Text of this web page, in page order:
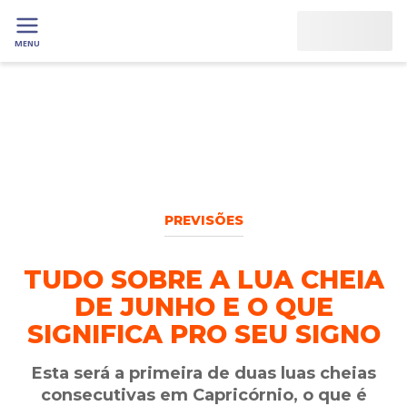
MENU
PREVISÕES
TUDO SOBRE A LUA CHEIA
DE JUNHO E O QUE
SIGNIFICA PRO SEU SIGNO
Esta será a primeira de duas luas cheias
consecutivas em Capricórnio, o que é